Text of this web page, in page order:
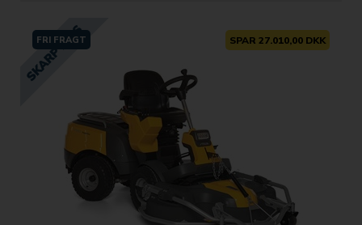
FRI FRAGT SPAR 27.010,00 DKK